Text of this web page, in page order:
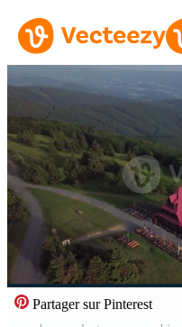
Partager sur Pinterest